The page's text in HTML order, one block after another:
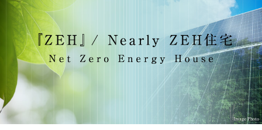
Image Photo